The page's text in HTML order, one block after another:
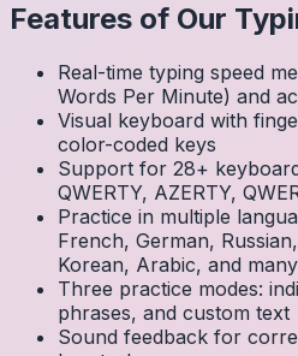
Features of Our
Real-time typing speed
Words Per Minute) and
Visual keyboard with
color-coded keys
Support for 28+
QWERTY, AZERTY,
Practice in multiple
French, German,
Korean, Arabic, and
Three practice modes:
phrases, and custom text
Sound feedback for